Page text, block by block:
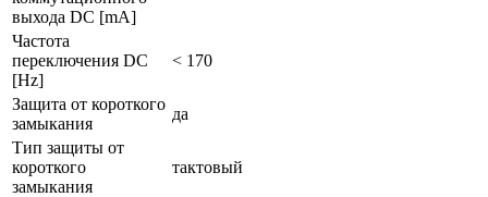
выхода DC [mA]
Частота
переключения DC
[Hz]
< 170
Защита от короткого
замыкания
да
Тип защиты от
короткого
замыкания
тактовый